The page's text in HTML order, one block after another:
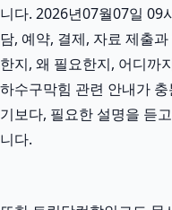
니다. 2026년07월07일 09
담, 예약, 결제, 자료 제출
한지, 왜 필요한지, 어디까
하수구막힘 관련 안내가
기보다, 필요한 설명을 듣
니다.